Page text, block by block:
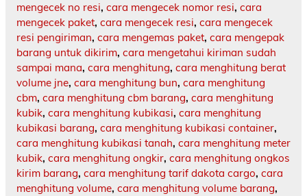
mengecek no resi, cara mengecek nomor resi, cara
mengecek paket, cara mengecek resi, cara mengecek
resi pengiriman, cara mengemas paket, cara mengepak
barang untuk dikirim, cara mengetahui kiriman sudah
sampai mana, cara menghitung, cara menghitung berat
volume jne, cara menghitung bun, cara menghitung
cbm, cara menghitung cbm barang, cara menghitung
kubik, cara menghitung kubikasi, cara menghitung
kubikasi barang, cara menghitung kubikasi container,
cara menghitung kubikasi tanah, cara menghitung meter
kubik, cara menghitung ongkir, cara menghitung ongkos
kirim barang, cara menghitung tarif dakota cargo, cara
menghitung volume, cara menghitung volume barang,